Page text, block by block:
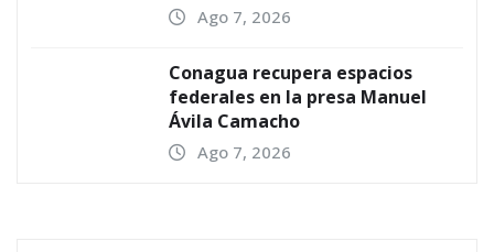
Ago 7, 2026
Conagua recupera espacios
federales en la presa Manuel
Ávila Camacho
Ago 7, 2026